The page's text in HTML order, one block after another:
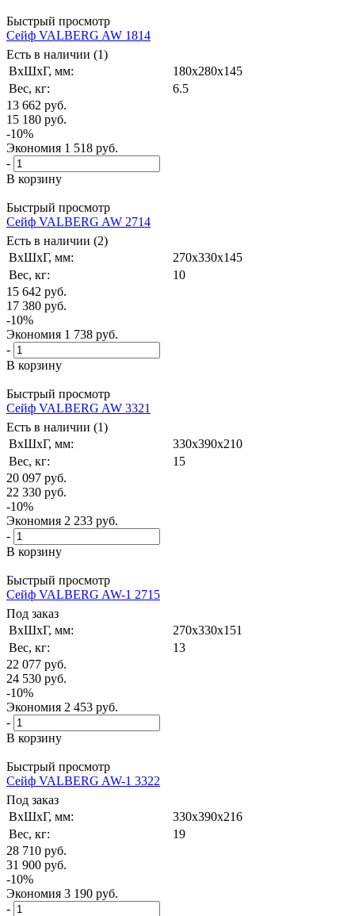
Быстрый просмотр
Сейф VALBERG AW 1814
Есть в наличии (1)
ВxШxГ, мм:
180x280x145
Вес, кг:
6.5
13 662 руб.
15 180 руб.
-10%
Экономия 1 518 руб.
-
В корзину
Быстрый просмотр
Сейф VALBERG AW 2714
Есть в наличии (2)
ВxШxГ, мм:
270x330x145
Вес, кг:
10
15 642 руб.
17 380 руб.
-10%
Экономия 1 738 руб.
-
В корзину
Быстрый просмотр
Сейф VALBERG AW 3321
Есть в наличии (1)
ВxШxГ, мм:
330x390x210
Вес, кг:
15
20 097 руб.
22 330 руб.
-10%
Экономия 2 233 руб.
-
В корзину
Быстрый просмотр
Сейф VALBERG AW-1 2715
Под заказ
ВxШxГ, мм:
270x330x151
Вес, кг:
13
22 077 руб.
24 530 руб.
-10%
Экономия 2 453 руб.
-
В корзину
Быстрый просмотр
Сейф VALBERG AW-1 3322
Под заказ
ВxШxГ, мм:
330x390x216
Вес, кг:
19
28 710 руб.
31 900 руб.
-10%
Экономия 3 190 руб.
-